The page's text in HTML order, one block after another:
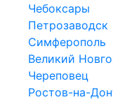
Чебоксары
Петрозаводск
Симферополь
Великий
Череповец
Ростов-на-